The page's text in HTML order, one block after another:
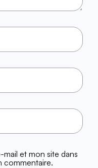
et mon site dans
commentaire.